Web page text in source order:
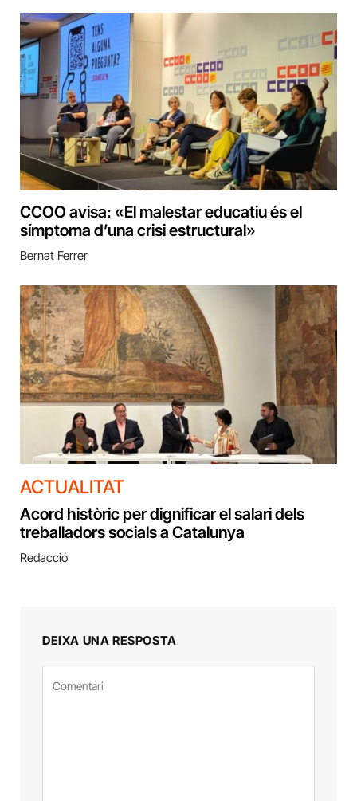
CCOO avisa: «El malestar educatiu és el
símptoma d’una crisi estructural»
Bernat Ferrer
ACTUALITAT
Acord històric per dignificar el salari dels
treballadors socials a Catalunya
Redacció
DEIXA UNA RESPOSTA